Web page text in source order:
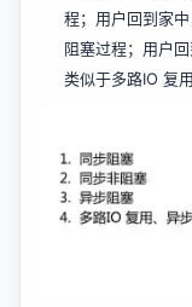
程；用户回到家
阻塞过程；用户
类似于多路IO 复